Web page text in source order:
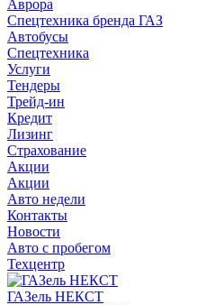
Аврора
Спецтехника бренда ГАЗ
Автобусы
Спецтехника
Услуги
Тендеры
Трейд-ин
Кредит
Лизинг
Страхование
Акции
Акции
Авто недели
Контакты
Новости
Авто с пробегом
Техцентр
ГАЗель НЕКСТ